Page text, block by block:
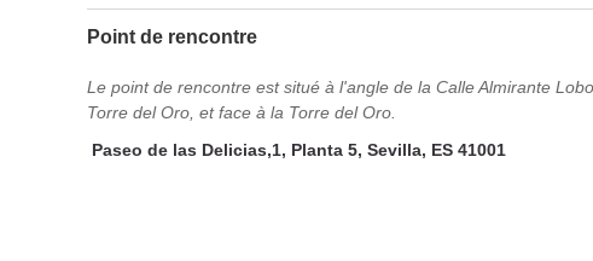
Point de rencontre
Le point de rencontre est situé à l'angle de la Calle Almirante
Torre del Oro, et face à la Torre del Oro.
Paseo de las Delicias,1, Planta 5, Sevilla, ES 41001